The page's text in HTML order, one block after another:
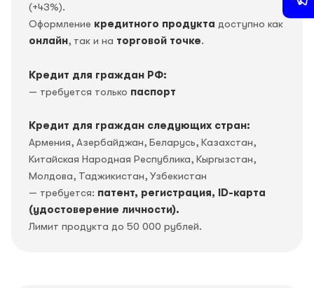
(+43%).
Оформление кредитного продукта доступно как
онлайн, так и на торговой точке.
Кредит для граждан РФ:
— требуется только паспорт
Кредит для граждан следующих стран:
Армения, Азербайджан, Беларусь, Казахстан,
Китайская Народная Республика, Кыргызстан,
Молдова, Таджикистан, Узбекистан
— требуется: патент, регистрация, ID-карта
(удостоверение личности).
Лимит продукта до 50 000 рублей.